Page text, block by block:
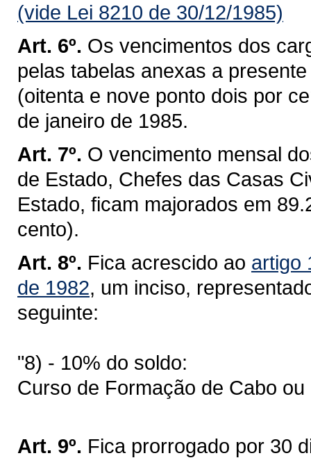
(vide Lei 8210 de 30/12/1985)
Art. 6º. Os vencimentos dos
pelas tabelas anexas a
(oitenta e nove ponto dois por
de janeiro de 1985.
Art. 7º. O vencimento mensal
de Estado, Chefes das Casas
Estado, ficam majorados em
cento).
Art. 8º. Fica acrescido ao artigo
de 1982, um inciso,
seguinte:
"8) - 10% do soldo:
Curso de Formação de Cabo ou
Art. 9º. Fica prorrogado por 30